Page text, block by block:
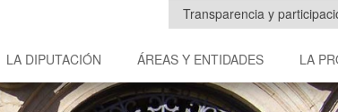
Transparencia y
LA DIPUTACIÓN ÁREAS Y ENTIDADES LA